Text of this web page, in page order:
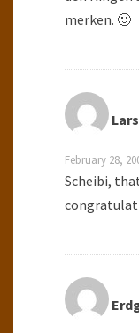
merken. 🙂
Lars
February 28,
Scheibi,